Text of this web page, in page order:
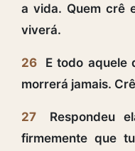
a vida. Quem crê
viverá.
26
E todo aquele
morrerá jamais.
27
Respondeu
firmemente que